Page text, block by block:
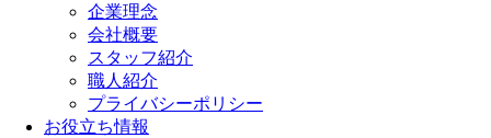
企業理念
会社概要
スタッフ紹介
職人紹介
プライバシーポリシー
お役立ち情報